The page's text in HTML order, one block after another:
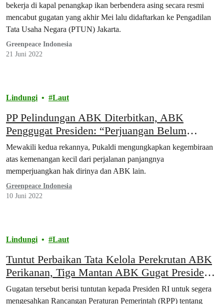
bekerja di kapal penangkap ikan berbendera asing secara resmi
mencabut gugatan yang akhir Mei lalu didaftarkan ke Pengadilan
Tata Usaha Negara (PTUN) Jakarta.
Greenpeace Indonesia
21 Juni 2022
Lindungi Laut
PP Pelindungan ABK Diterbitkan, ABK
Penggugat Presiden: “Perjuangan Belum
Berakhir!”
Mewakili kedua rekannya, Pukaldi mengungkapkan kegembiraan
atas kemenangan kecil dari perjalanan panjangnya
memperjuangkan hak dirinya dan ABK lain.
Greenpeace Indonesia
10 Juni 2022
Lindungi Laut
Tuntut Perbaikan Tata Kelola Perekrutan ABK
Perikanan, Tiga Mantan ABK Gugat Presiden
ke PTUN
Gugatan tersebut berisi tuntutan kepada Presiden RI untuk segera
mengesahkan Rancangan Peraturan Pemerintah (RPP) tentang